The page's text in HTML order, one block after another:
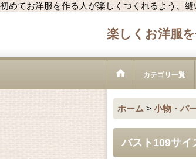
初めてお洋服を作る人が楽しくつくれるよう、
楽しくお洋服
カテゴリ一覧
ホーム > 小物・パ
バスト109サイ